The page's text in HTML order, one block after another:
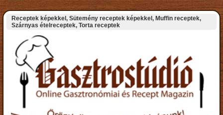
Receptek képekkel, Sütemény receptek képekkel, Muffin receptek,
Szárnyas ételreceptek, Torta receptek